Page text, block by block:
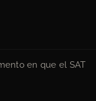
en que el SAT